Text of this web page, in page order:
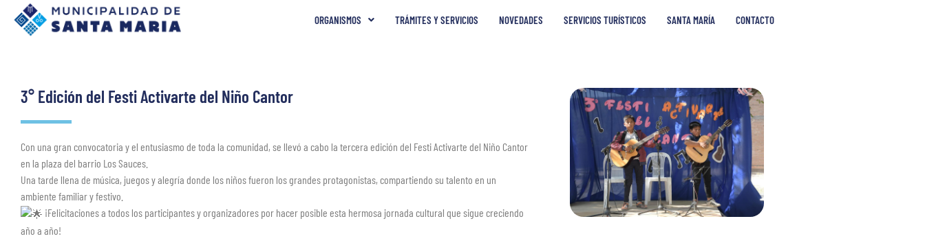
ORGANISMOS TRÁMITES Y SERVICIOS NOVEDADES SERVICIOS TURÍSTICOS SANTA MARÍA CONTACTO
3° Edición del Festi Activarte del Niño Cantor
Con una gran convocatoria y el entusiasmo de toda la comunidad, se llevó a cabo la tercera edición del Festi Activarte del Niño Cantor
en la plaza del barrio Los Sauces.
Una tarde llena de música, juegos y alegría donde los niños fueron los grandes protagonistas, compartiendo su talento en un
ambiente familiar y festivo.
¡Felicitaciones a todos los participantes y organizadores por hacer posible esta hermosa jornada cultural que sigue creciendo
año a año!